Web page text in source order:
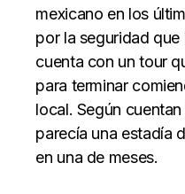
mexicano en los
por la seguridad
cuenta con un tour
para terminar
local. Según
parecía una estadía
en una de meses.